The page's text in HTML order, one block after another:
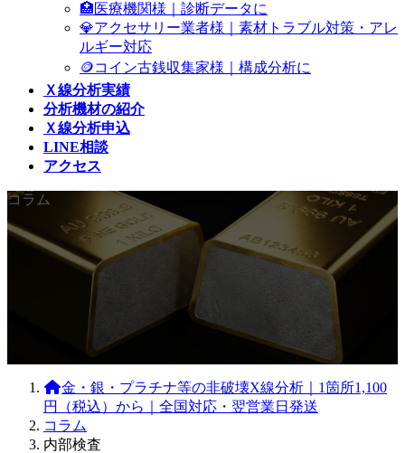
🏥医療機関様｜診断データに
💎アクセサリー業者様｜素材トラブル対策・アレ
ルギー対応
🪙コイン古銭収集家様｜構成分析に
Ｘ線分析実績
分析機材の紹介
Ｘ線分析申込
LINE相談
アクセス
コラム
金・銀・プラチナ等の非破壊X線分析｜1箇所1,100
円（税込）から｜全国対応・翌営業日発送
コラム
内部検査